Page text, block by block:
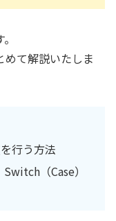
て解説いたしま
行う方法
（Case）